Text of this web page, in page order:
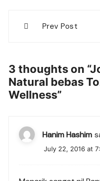
navigation
Prev Post
3 thoughts on “
Natural bebas
Wellness”
Hanim Hashim
July 22, 2016 at